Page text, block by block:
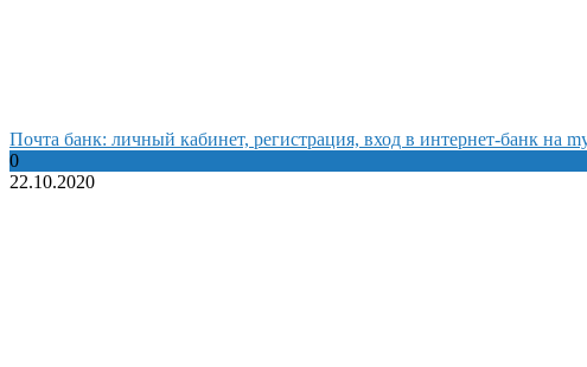
Почта банк: личный кабинет, регистрация, вход в интернет-банк на
0
22.10.2020